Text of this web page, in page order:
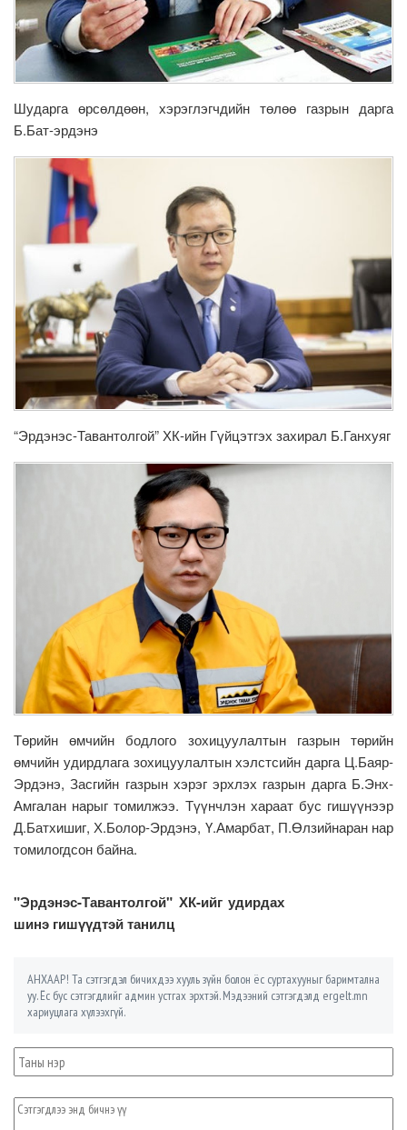
Шударга өрсөлдөөн, хэрэглэгчдийн төлөө газрын дарга
Б.Бат-эрдэнэ
“Эрдэнэс-Тавантолгой” ХК-ийн Гүйцэтгэх захирал Б.Ганхуяг
Төрийн өмчийн бодлого зохицуулалтын газрын төрийн
өмчийн удирдлага зохицуулалтын хэлстсийн дарга Ц.Баяр-
Эрдэнэ, Засгийн газрын хэрэг эрхлэх газрын дарга Б.Энх-
Амгалан нарыг томилжээ. Түүнчлэн хараат бус гишүүнээр
Д.Батхишиг, Х.Болор-Эрдэнэ, Ү.Амарбат, П.Өлзийнаран нар
томилогдсон байна.
"Эрдэнэс-Тавантолгой" ХК-ийг удирдах
шинэ гишүүдтэй танилц
АНХААР! Та сэтгэгдэл бичихдээ хууль зүйн болон ёс суртахууныг баримтална
уу. Ёс бус сэтгэгдлийг админ устгах эрхтэй. Мэдээний сэтгэгдэлд ergelt.mn
хариуцлага хүлээхгүй.